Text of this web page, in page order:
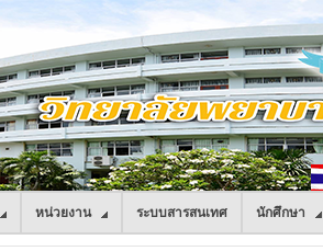
หน่วยงาน ระบบสารสนเทศ นักศึกษา